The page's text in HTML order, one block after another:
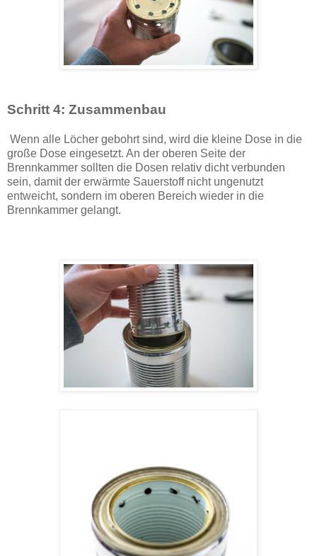
Schritt 4: Zusammenbau
Wenn alle Löcher gebohrt sind, wird die kleine Dose in die
große Dose eingesetzt. An der oberen Seite der
Brennkammer sollten die Dosen relativ dicht verbunden
sein, damit der erwärmte Sauerstoff nicht ungenutzt
entweicht, sondern im oberen Bereich wieder in die
Brennkammer gelangt.